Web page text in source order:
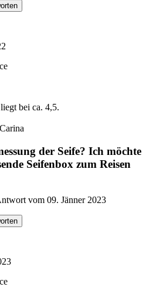
bei ca. 4,5.
der Seife? Ich möchte
Seifenbox zum Reisen
vom 09. Jänner 2023